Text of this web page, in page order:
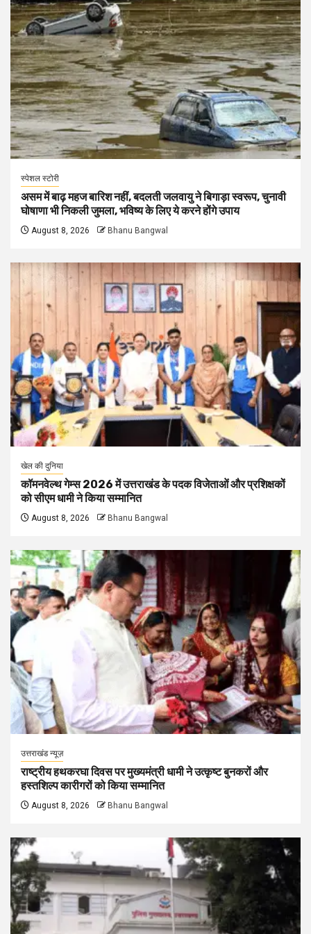
स्पेशल स्टोरी
असम में बाढ़ महज बारिश नहीं, बदलती जलवायु ने बिगाड़ा स्वरूप, चुनावी
घोषाणा भी निकली जुमला, भविष्य के लिए ये करने होंगे उपाय
August 8, 2026 Bhanu Bangwal
खेल की दुनिया
कॉमनवेल्थ गेम्स 2026 में उत्तराखंड के पदक विजेताओं और प्रशिक्षकों
को सीएम धामी ने किया सम्मानित
August 8, 2026 Bhanu Bangwal
उत्तराखंड न्यूज़
राष्ट्रीय हथकरघा दिवस पर मुख्यमंत्री धामी ने उत्कृष्ट बुनकरों और
हस्तशिल्प कारीगरों को किया सम्मानित
August 8, 2026 Bhanu Bangwal